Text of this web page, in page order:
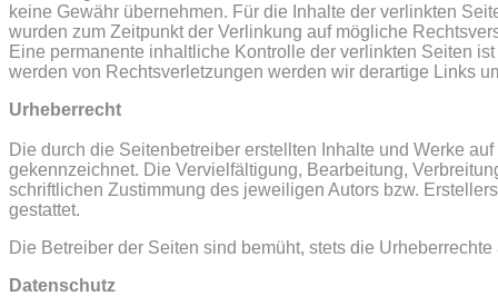
keine Gewähr übernehmen. Für die Inhalte der verlinkten
wurden zum Zeitpunkt der Verlinkung auf mögliche
Eine permanente inhaltliche Kontrolle der verlinkten Seiten
werden von Rechtsverletzungen werden wir derartige Links
Urheberrecht
Die durch die Seitenbetreiber erstellten Inhalte und Werke
gekennzeichnet. Die Vervielfältigung, Bearbeitung,
schriftlichen Zustimmung des jeweiligen Autors bzw.
gestattet.
Die Betreiber der Seiten sind bemüht, stets die
Datenschutz